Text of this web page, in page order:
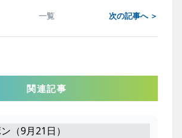
一覧 次の記事へ ＞
関連記事